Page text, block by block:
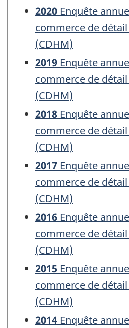
2020 Enquête
commerce de
(CDHM)
2019 Enquête
commerce de
(CDHM)
2018 Enquête
commerce de
(CDHM)
2017 Enquête
commerce de
(CDHM)
2016 Enquête
commerce de
(CDHM)
2015 Enquête
commerce de
(CDHM)
2014 Enquête